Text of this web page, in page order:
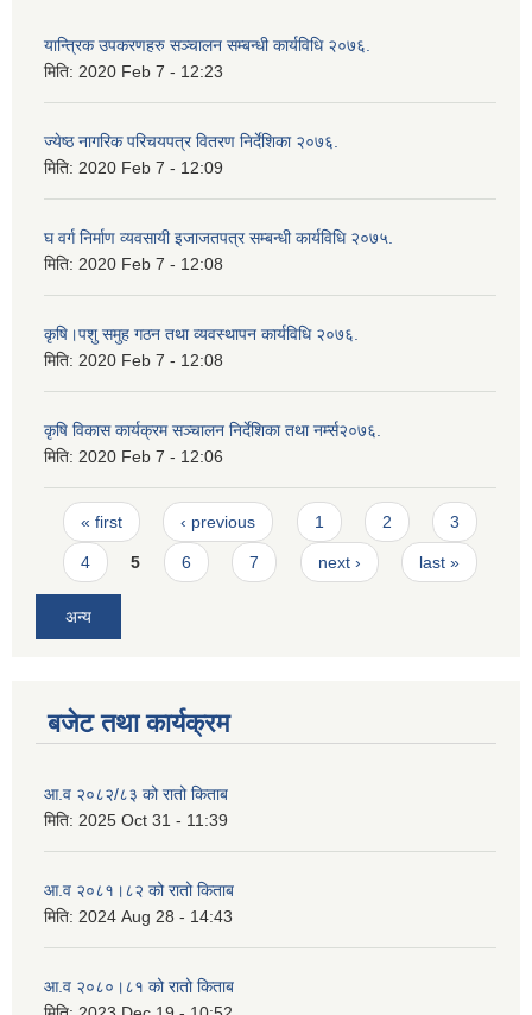
यान्त्रिक उपकरणहरु सञ्चालन सम्बन्धी कार्यविधि २०७६.
मिति: 2020 Feb 7 - 12:23
ज्येष्ठ नागरिक परिचयपत्र वितरण निर्देशिका २०७६.
मिति: 2020 Feb 7 - 12:09
घ वर्ग निर्माण व्यवसायी इजाजतपत्र सम्बन्धी कार्यविधि २०७५.
मिति: 2020 Feb 7 - 12:08
कृषि।पशु समुह गठन तथा व्यवस्थापन कार्यविधि २०७६.
मिति: 2020 Feb 7 - 12:08
कृषि विकास कार्यक्रम सञ्चालन निर्देशिका तथा नर्म्स२०७६.
मिति: 2020 Feb 7 - 12:06
Pages
« first ‹ previous 1 2 3
4 5 6 7 next › last »
अन्य
बजेट तथा कार्यक्रम
आ.व २०८२/८३ को रातो किताब
मिति: 2025 Oct 31 - 11:39
आ.व २०८१।८२ को रातो किताब
मिति: 2024 Aug 28 - 14:43
आ.व २०८०।८१ को रातो किताब